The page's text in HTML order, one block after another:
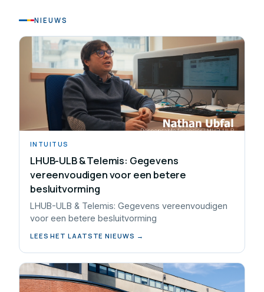
NIEUWS
INTUITUS
LHUB-ULB & Telemis: Gegevens
vereenvoudigen voor een betere
besluitvorming
LHUB-ULB & Telemis: Gegevens vereenvoudigen
voor een betere besluitvorming
LEES HET LAATSTE NIEUWS →